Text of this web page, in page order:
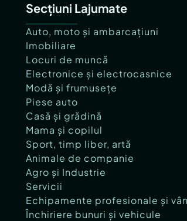
Secțiuni Lajumate
Auto, moto și ambarcațiuni
Imobiliare
Locuri de muncă
Electronice și electrocasnice
Modă și frumusețe
Piese auto
Casă și grădină
Mama și copilul
Sport, timp liber, artă
Animale de companie
Agro și Industrie
Servicii
Echipamente profesionale și
Închiriere bunuri și vehicule